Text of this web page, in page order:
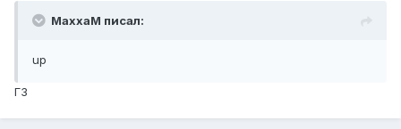
MaxxaM писал:
up
ГЗ